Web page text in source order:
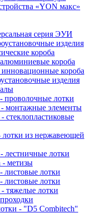
«YON макс»
серия ЭУИ
изделия
короба
короба
короба
изделия
проволочные лотки
монтажные элементы
стеклопластиковые
лотки из нержавеющей
лестничные лотки
- метизы
листовые лотки
листовые лотки
тяжелые лотки
- "D5 Combitech"